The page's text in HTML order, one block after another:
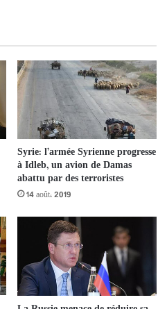
Syrie: l’armée Syrienne progresse
à Idleb, un avion de Damas
abattu par des terroristes
14 août، 2019